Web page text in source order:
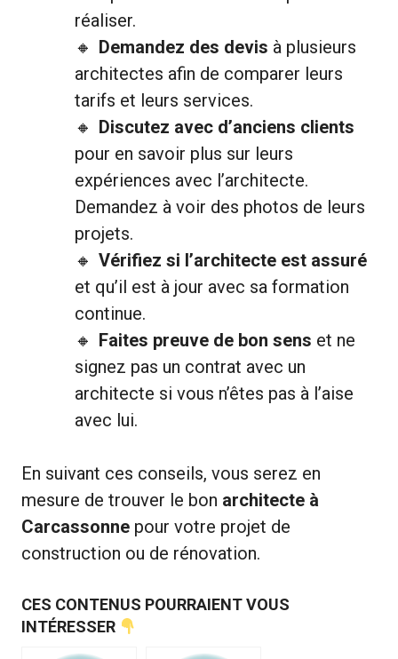
réaliser.
Demandez des devis à plusieurs
architectes afin de comparer leurs
tarifs et leurs services.
Discutez avec d’anciens clients
pour en savoir plus sur leurs
expériences avec l’architecte.
Demandez à voir des photos de leurs
projets.
Vérifiez si l’architecte est assuré
et qu’il est à jour avec sa formation
continue.
Faites preuve de bon sens et ne
signez pas un contrat avec un
architecte si vous n’êtes pas à l’aise
avec lui.
En suivant ces conseils, vous serez en
mesure de trouver le bon architecte à
Carcassonne pour votre projet de
construction ou de rénovation.
CES CONTENUS POURRAIENT VOUS
INTÉRESSER